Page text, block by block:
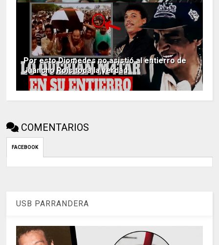
Por esto Diomedes no asistió al entierro de
Juancho Rois toda la verdad
COMENTARIOS
FACEBOOK
USB PARRANDERA